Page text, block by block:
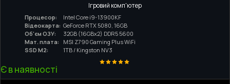
Ігровий комп'ютер
Процесор:
Intel Core i9-13900KF
Відеокарта: GeForce RTX 5080, 16GB
Об'єм ОЗУ:
32GB (16GBx2) DDR5 5600
Мат. плата:
MSI Z790 Gaming Plus WiFi
SSD M2:
1TB / Kingston NV3
Є в наявності